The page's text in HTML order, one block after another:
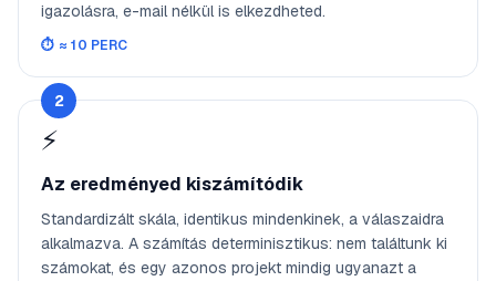
igazolásra, e-mail nélkül is elkezdheted.
⏱️ ≈ 10 PERC
2
⚡
Az eredményed kiszámítódik
Standardizált skála, identikus mindenkinek, a válaszaidra
alkalmazva. A számítás determinisztikus: nem találtunk ki
számokat, és egy azonos projekt mindig ugyanazt a